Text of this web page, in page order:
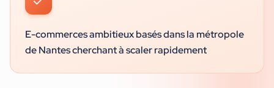
E-commerces ambitieux basés dans la métropole
de Nantes cherchant à scaler rapidement